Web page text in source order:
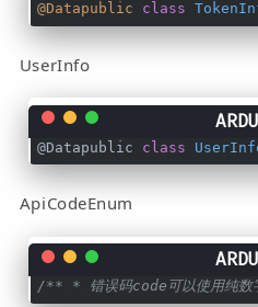
@Datapublic class
UserInfo
@Datapublic class
ApiCodeEnum
/** * 错误码code可以使用纯